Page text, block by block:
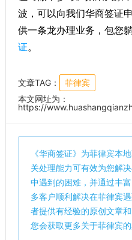
波，可以向我们华商签证
供一条龙办理业务，包您
证。
文章TAG：
菲律宾
本文网址为：
https://
《华商签证》为菲律宾本
关处理能力可有效为您解
中遇到的困难，并通过丰
多客户顺利解决在菲律宾
者提供有经验的原创文章
您会获取更多关于菲律宾的